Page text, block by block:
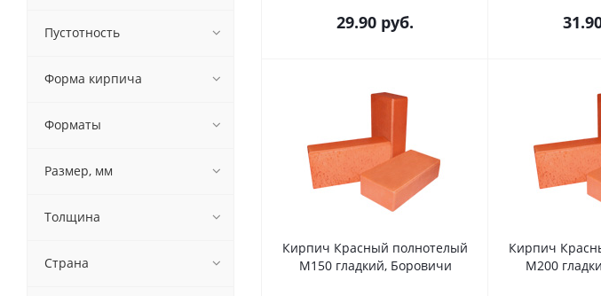
29.90 руб.
Кирпич Красный полнотелый
М150 гладкий, Боровичи
Кирпич
М200
Пустотность
Форма кирпича
Форматы
Размер, мм
Толщина
Страна